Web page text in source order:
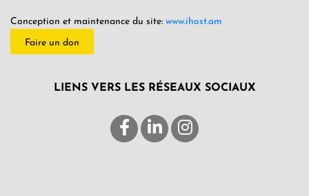
Conception et maintenance du site: www.ihost.am
Faire un don
LIENS VERS LES RÉSEAUX SOCIAUX